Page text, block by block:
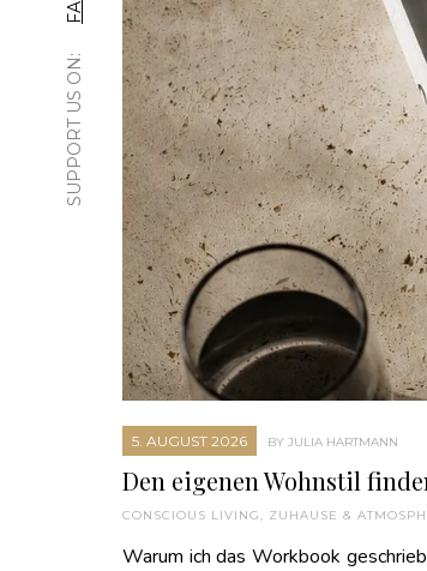
SUPPORT US ON:
5. AUGUST 2026 BY JULIA HARTMANN
Den eigenen Wohnstil
CONSCIOUS LIVING, ZUHAUSE &
Warum ich das Workbook